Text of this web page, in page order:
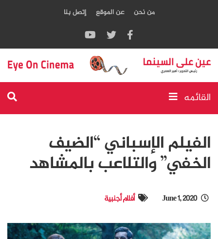
من نحن عن الموقع إتصل بنا
القائمه
الفيلم الإسباني “الضيف
الخفي” والتلاعب بالمشاهد
June 1, 2020 أفلام أجنبية